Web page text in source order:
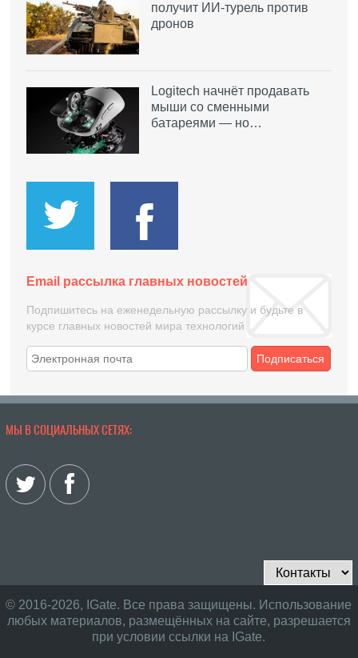
получит ИИ-турель против
дронов
Logitech начнёт продавать
мыши со сменными
батареями — но…
Email рассылка главных новостей
Подпишитесь на еженедельную рассылку и будьте в
курсе главных новостей мира технологий
Подписаться
МЫ В СОЦИАЛЬНЫХ СЕТЯХ:
© 2016-2026, IGate. Все права защищены. Использование
любых материалов, размещённых на сайте, разрешается
при условии ссылки на IGate.